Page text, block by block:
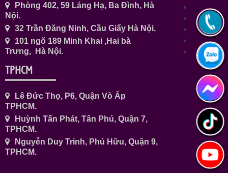
Phòng 402, 59 Láng Hạ, Ba Đình, Hà
Nội.
32 Trần Đăng Ninh, Cầu Giấy Hà Nội.
101 ngõ 189 Minh Khai ,Hai bà
Trưng, Hà Nội.
TPHCM
Lê Đức Thọ, P6, Quận Vò Ấp
TPHCM.
Huỳnh Tấn Phát, Tân Phú, Quận 7,
TPHCM.
Nguyễn Duy Trinh, Phú Hữu, Quận 9,
TPHCM.